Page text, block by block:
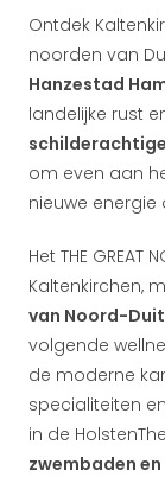
Ontdek
noorden van
Hanzestad
landelijke rust
om even aan
nieuwe energie
Het THE GREAT
Kaltenkirchen,
van Noord-
volgende
de moderne
specialiteiten
in de
zwembaden